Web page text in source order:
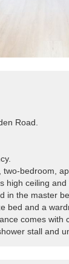
Road.
bedroom,
high ceiling and
in the master
bed and a
comes with
stall and